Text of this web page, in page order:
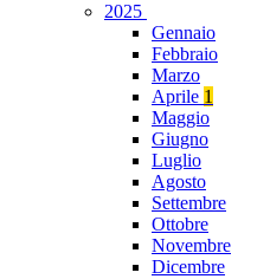
2025
Gennaio
Febbraio
Marzo
Aprile 1
Maggio
Giugno
Luglio
Agosto
Settembre
Ottobre
Novembre
Dicembre